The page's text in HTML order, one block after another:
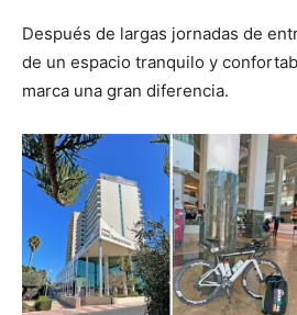
Después de largas jornadas de
de un espacio tranquilo y
marca una gran diferencia.